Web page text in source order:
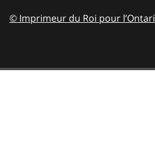
© Imprimeur du Roi pour